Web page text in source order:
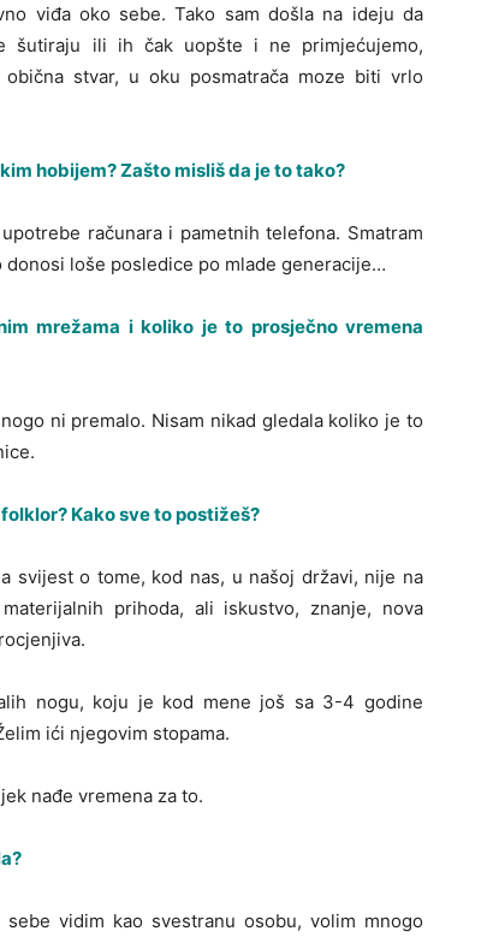
viđa oko sebe. Tako sam došla na ideju da
šutiraju ili ih čak uopšte i ne primjećujemo,
stvar, u oku posmatrača moze biti vrlo
hobijem? Zašto misliš da je to tako?
računara i pametnih telefona. Smatram
loše posledice po mlade generacije…
mrežama i koliko je to prosječno vremena
ni premalo. Nisam nikad gledala koliko je to
Kako sve to postižeš?
svijest o tome, kod nas, u našoj državi, nije na
prihoda, ali iskustvo, znanje, nova
nogu, koju je kod mene još sa 3-4 godine
ići njegovim stopama.
nađe vremena za to.
vidim kao svestranu osobu, volim mnogo